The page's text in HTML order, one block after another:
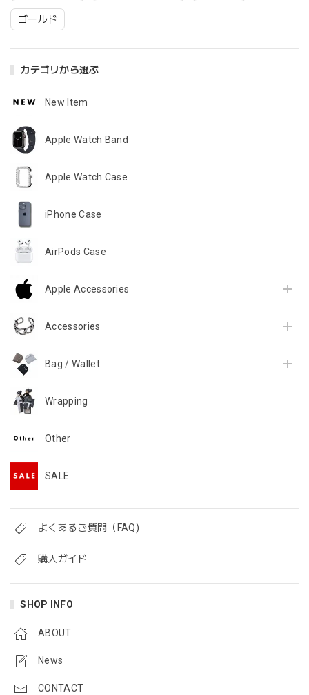
ゴールド
カテゴリから選ぶ
New Item
Apple Watch Band
Apple Watch Case
iPhone Case
AirPods Case
Apple Accessories
Accessories
Bag / Wallet
Wrapping
Other
SALE
よくあるご質問（FAQ)
購入ガイド
SHOP INFO
ABOUT
News
CONTACT